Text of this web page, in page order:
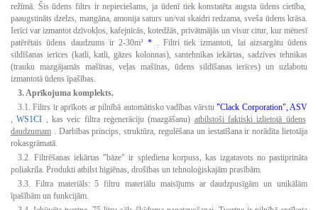
režīmā. Šis ūdens filtrs ir nepieciešams, ja ūdenī tiek konstatēta augsta ūdens cietība,
paaugstināts dzelzs, mangāna, amonija saturs un/vai skaidri redzama, sveša ūdens krāsa.
Ierīci var izmantot dzīvokļos, kafejnīcās, kotedžās, privātmājās un visur citur, kur mēnesī
patērētais ūdens daudzums ir 2-30m³*
Filtri tiek izmantoti, lai aizsargātu ūdens
sildīšanas ierīces (katli, katli, gāzes kolonnas), santehnikas iekārtas, sadzīves tehnikas
(trauku mazgājamās mašīnas, veļas mašīnas, ūdens sildīšanas ierīces) un uzlabotu
izmantotā ūdens īpašības.
3. Aprīkojuma komplekts.
3.1.Filtrs ir aprīkots ar pilnībā automātisko vadības vārstu"Clack Corporation", ASV
,WS1CI , kas veic filtra reģenerāciju (mazgāšanu) atbilstoši faktiski izlietotā ūdens
daudzumam
Darbības princips, struktūra, regulēšana un iestatīšana ir norādīta lietotāja
rokasgrāmatā.
3.2.Filtrēšanas iekārtas "bāze" ir spiediena korpuss, kas izgatavots no pastiprināta
poliakrila. Produkti atbilst higiēnas, drošības un tehnoloģiskajām prasībām.
3.3. Filtra materiāls: 5 filtru materiālu maisījums ar daudzpusīgām un unikālām
īpašībām un funkcijām.